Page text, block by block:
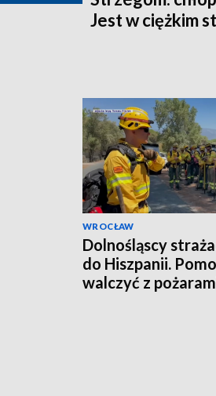
Jest w ciężkim
WROCŁAW
Dolnośląscy
do Hiszpanii.
walczyć z